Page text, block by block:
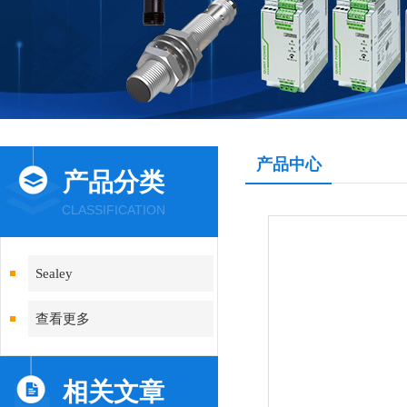
产品分类
CLASSIFICATION
Sealey
查看更多
相关文章
产品中心